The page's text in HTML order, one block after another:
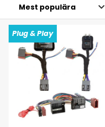
Plug & Play